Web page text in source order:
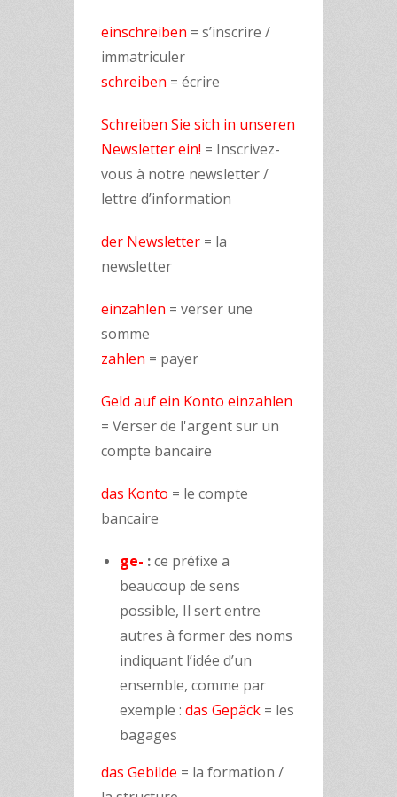
einschreiben = s’inscrire /
immatriculer
schreiben = écrire
Schreiben Sie sich in unseren
Newsletter ein! = Inscrivez-
vous à notre newsletter /
lettre d’information
der Newsletter = la
newsletter
einzahlen = verser une
somme
zahlen = payer
Geld auf ein Konto einzahlen
= Verser de l'argent sur un
compte bancaire
das Konto = le compte
bancaire
ge- :ce préfixe a
beaucoup de sens
possible, Il sert entre
autres à former des noms
indiquant l’idée d’un
ensemble, comme par
exemple : das Gepäck = les
bagages
das Gebilde = la formation /